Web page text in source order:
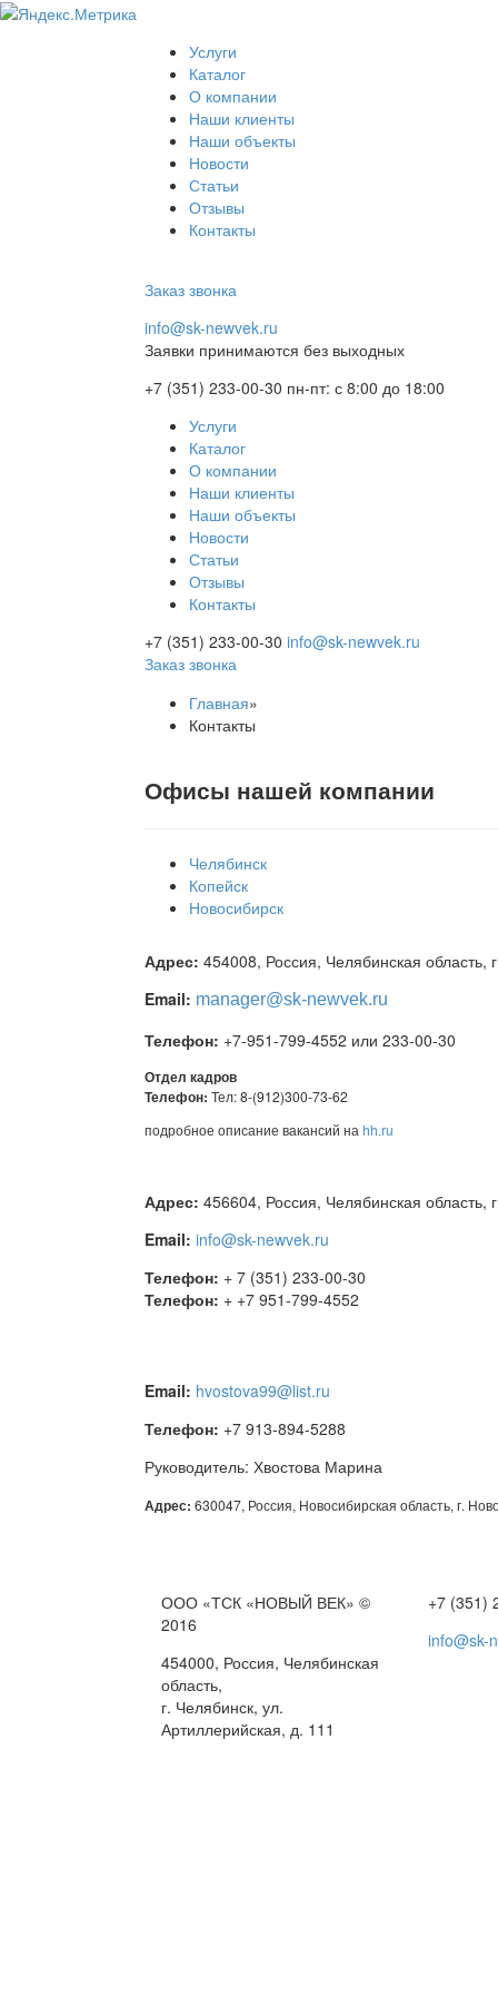
Услуги
Каталог
О компании
Наши клиенты
Наши объекты
Новости
Статьи
Отзывы
Контакты
Заказ звонка
info@sk-newvek.ru
Заявки принимаются без выходных
+7 (351) 233-00-30 пн-пт: с 8:00 до 18:00
Услуги
Каталог
О компании
Наши клиенты
Наши объекты
Новости
Статьи
Отзывы
Контакты
+7 (351) 233-00-30 info@sk-newvek.ru
Заказ звонка
Главная»
Контакты
Офисы нашей компании
Челябинск
Копейск
Новосибирск
Адрес: 454008, Россия, Челябинская область,
Email: manager@sk-newvek.ru
Телефон: +7-951-799-4552 или 233-00-30
Отдел кадров
Телефон: Тел: 8-(912)300-73-62
подробное описание вакансий на hh.ru
Адрес: 456604, Россия, Челябинская
Email: info@sk-newvek.ru
Телефон: + 7 (351) 233-00-30
Телефон: + +7 951-799-4552
Email: hvostova99@list.ru
Телефон: +7 913-894-5288
Руководитель: Хвостова Марина
Адрес: 630047, Россия, Новосибирская область, г.
ООО «ТСК «НОВЫЙ ВЕК» ©
2016
454000, Россия, Челябинская
область,
г. Челябинск, ул.
Артиллерийская, д. 111
+7 (351)
info@sk-